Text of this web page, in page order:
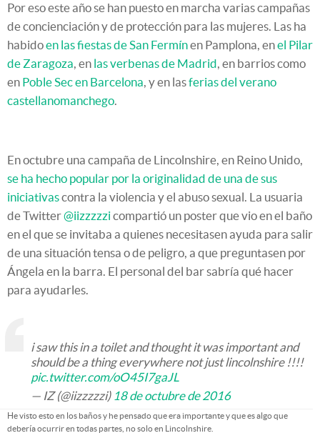
Por eso este año se han puesto en marcha varias campañas
de concienciación y de protección para las mujeres. Las ha
habidoen las fiestas de San Fermínen Pamplona, enel Pilar
de Zaragoza, en las verbenas de Madrid, en barrios como
en Poble Sec en Barcelona, y en lasferias del verano
castellanomanchego.
En octubre una campaña de Lincolnshire, en Reino Unido,
se ha hecho popular por la originalidad de una de sus
iniciativascontra la violencia y el abuso sexual. La usuaria
de Twitter@iizzzzzicompartió un poster que vio en el baño
en el que se invitaba a quienes necesitasen ayuda para salir
de una situación tensa o de peligro, a que preguntasen por
Ángela en la barra. El personal del bar sabría qué hacer
para ayudarles.
i saw this in a toilet and thought it was important and
should be a thing everywhere not just lincolnshire !!!!
pic.twitter.com/oO45I7gaJL
— IZ (@iizzzzzi) 18 de octubre de 2016
He visto esto en los baños y he pensado que era importante y que es algo que
debería ocurrir en todas partes, no solo en Lincolnshire.